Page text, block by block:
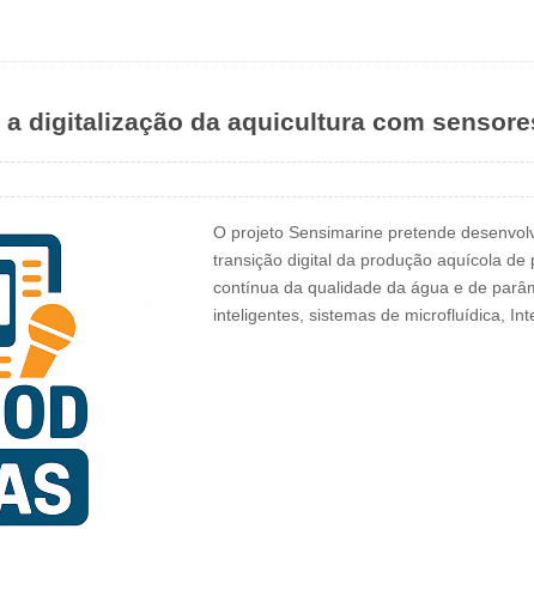
digitalização da aquicultura com
O projeto Sensimarine pretende
transição digital da produção aquícola
contínua da qualidade da água e de
inteligentes, sistemas de microfluídica,